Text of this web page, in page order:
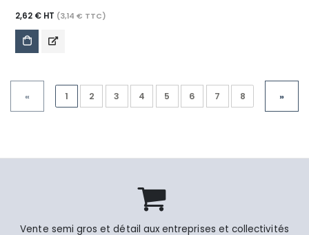
2,62 € HT (3,14 € TTC)
« 1 2 3 4 5 6 7 8 »
Vente semi gros et détail aux entreprises et collectivités